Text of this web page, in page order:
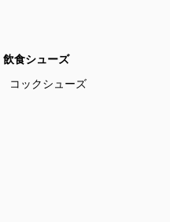
飲食シューズ
コックシューズ